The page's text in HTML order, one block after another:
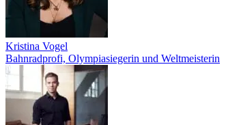
Kristina Vogel
Bahnradprofi, Olympiasiegerin und Weltmeisterin